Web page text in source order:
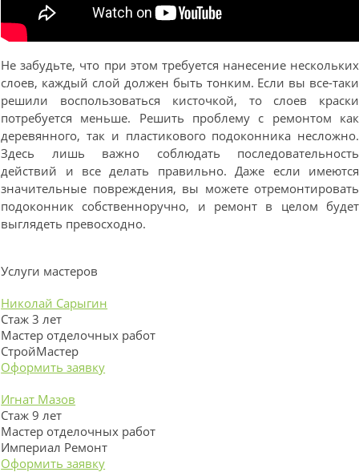
Не забудьте, что при этом требуется нанесение нескольких
слоев, каждый слой должен быть тонким. Если вы все-таки
решили воспользоваться кисточкой, то слоев краски
потребуется меньше. Решить проблему с ремонтом как
деревянного, так и пластикового подоконника несложно.
Здесь лишь важно соблюдать последовательность
действий и все делать правильно. Даже если имеются
значительные повреждения, вы можете отремонтировать
подоконник собственноручно, и ремонт в целом будет
выглядеть превосходно.
Услуги мастеров
Николай Сарыгин
Стаж 3 лет
Мастер отделочных работ
СтройМастер
Оформить заявку
Игнат Мазов
Стаж 9 лет
Мастер отделочных работ
Империал Ремонт
Оформить заявку